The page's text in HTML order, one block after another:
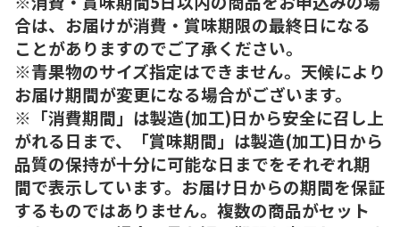
合は、お届けが消費・賞味期限の最終日になる
ことがありますのでご了承ください。
※青果物のサイズ指定はできません。天候により
お届け期間が変更になる場合がございます。
※「消費期間」は製造(加工)日から安全に召し上
がれる日まで、「賞味期間」は製造(加工)日から
品質の保持が十分に可能な日までをそれぞれ期
間で表示しています。お届け日からの期間を保証
するものではありません。複数の商品がセット